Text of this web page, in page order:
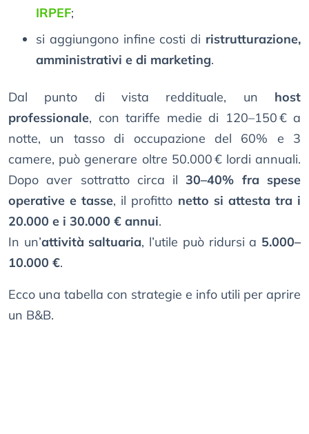
IRPEF;
si aggiungono infine costi di ristrutturazione,
amministrativi e di marketing.
Dal punto di vista reddituale, un host
professionale, con tariffe medie di 120–150 € a
notte, un tasso di occupazione del 60% e 3
camere, può generare oltre 50.000 € lordi annuali.
Dopo aver sottratto circa il30–40% fra spese
operative e tasse, il profitto netto si attesta tra i
20.000 e i 30.000 € annui.
In un’attività saltuaria, l’utile può ridursi a 5.000–
10.000 €.
Ecco una tabella con strategie e info utili per aprire
un B&B.